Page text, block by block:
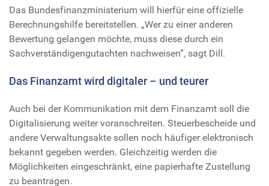
Das Bundesfinanzministerium will hierfür eine offizielle
Berechnungshilfe bereitstellen. „Wer zu einer anderen
Bewertung gelangen möchte, muss diese durch ein
Sachverständigengutachten nachweisen“, sagt Dill.
Das Finanzamt wird digitaler – und teurer
Auch bei der Kommunikation mit dem Finanzamt soll die
Digitalisierung weiter voranschreiten. Steuerbescheide und
andere Verwaltungsakte sollen noch häufiger elektronisch
bekannt gegeben werden. Gleichzeitig werden die
Möglichkeiten eingeschränkt, eine papierhafte Zustellung
zu beantragen.